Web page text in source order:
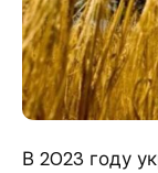
В 2023 году